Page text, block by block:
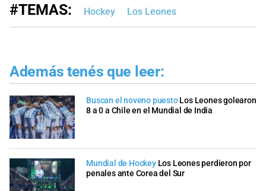
#TEMAS: Hockey Los Leones
Además tenés que leer:
Buscan el noveno puesto Los Leones golearon
8 a 0 a Chile en el Mundial de India
Mundial de Hockey Los Leones perdieron por
penales ante Corea del Sur